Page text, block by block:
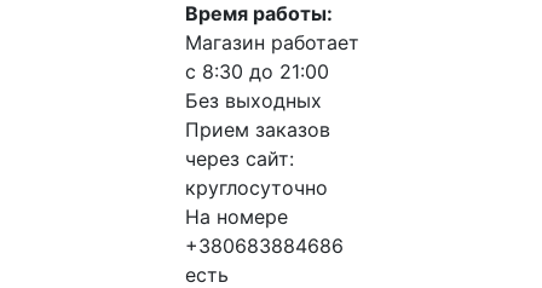
Время работы:
Магазин работает
с 8:30 до 21:00
Без выходных
Прием заказов
через сайт:
круглосуточно
На номере
+380683884686
есть